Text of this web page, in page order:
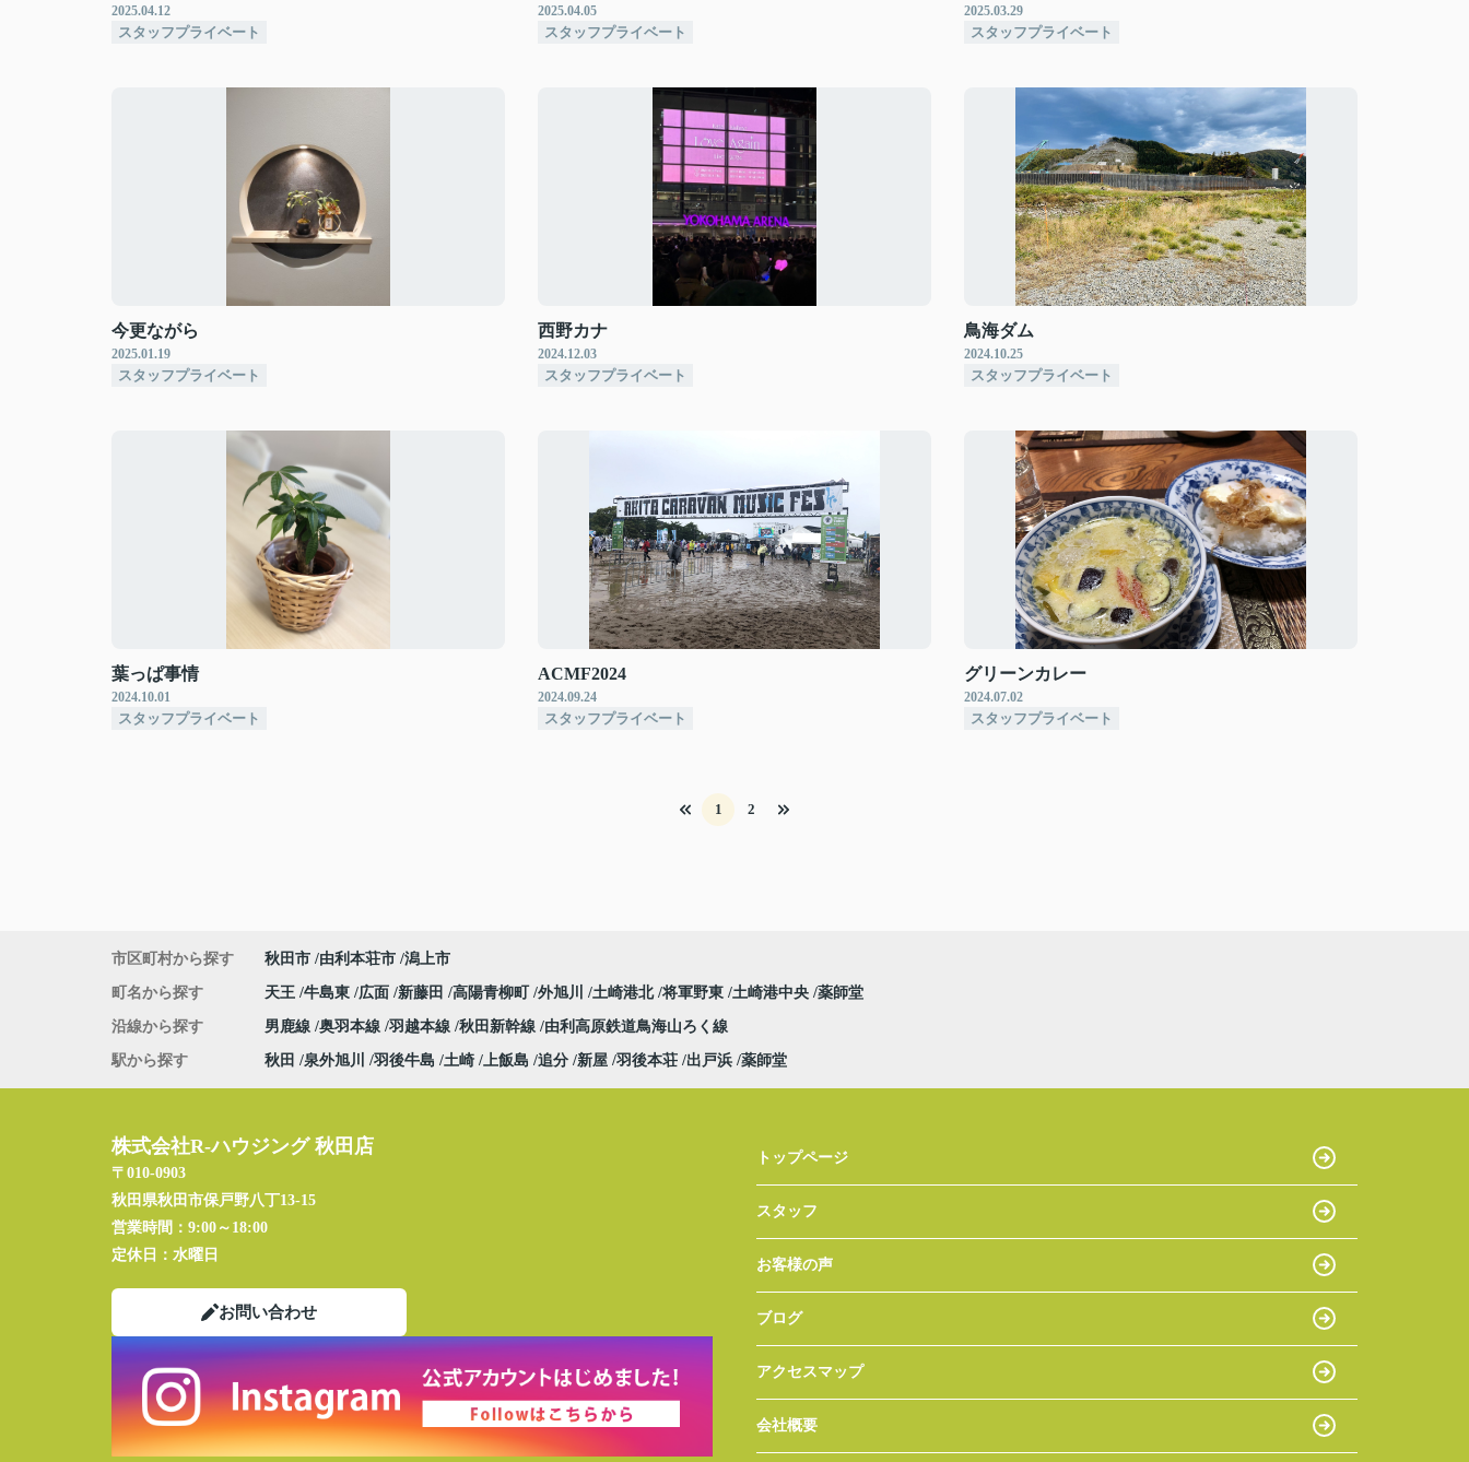
2025.04.12
スタッフプライベート
2025.04.05
スタッフプライベート
2025.03.29
スタッフプライベート
今更ながら
2025.01.19
スタッフプライベート
西野カナ
2024.12.03
スタッフプライベート
鳥海ダム
2024.10.25
スタッフプライベート
葉っぱ事情
2024.10.01
スタッフプライベート
ACMF2024
2024.09.24
スタッフプライベート
グリーンカレー
2024.07.02
スタッフプライベート
1 2
市区町村から探す 秋田市 由利本荘市 潟上市
町名から探す 天王 牛島東 広面 新藤田 高陽青柳町 外旭川 土崎港北 将軍野東 土崎港中央 薬師堂
沿線から探す 男鹿線 奥羽本線 羽越本線 秋田新幹線 由利高原鉄道鳥海山ろく線
駅から探す 秋田 泉外旭川 羽後牛島 土崎 上飯島 追分 新屋 羽後本荘 出戸浜 薬師堂
株式会社R-ハウジング 秋田店
〒010-0903
秋田県秋田市保戸野八丁13-15
営業時間： 9:00～18:00
定休日： 水曜日
お問い合わせ
トップページ
スタッフ
お客様の声
ブログ
アクセスマップ
会社概要